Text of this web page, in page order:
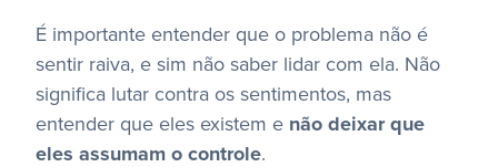
É importante entender que o problema não é
sentir raiva, e sim não saber lidar com ela. Não
significa lutar contra os sentimentos, mas
entender que eles existem e não deixar que
eles assumam o controle.